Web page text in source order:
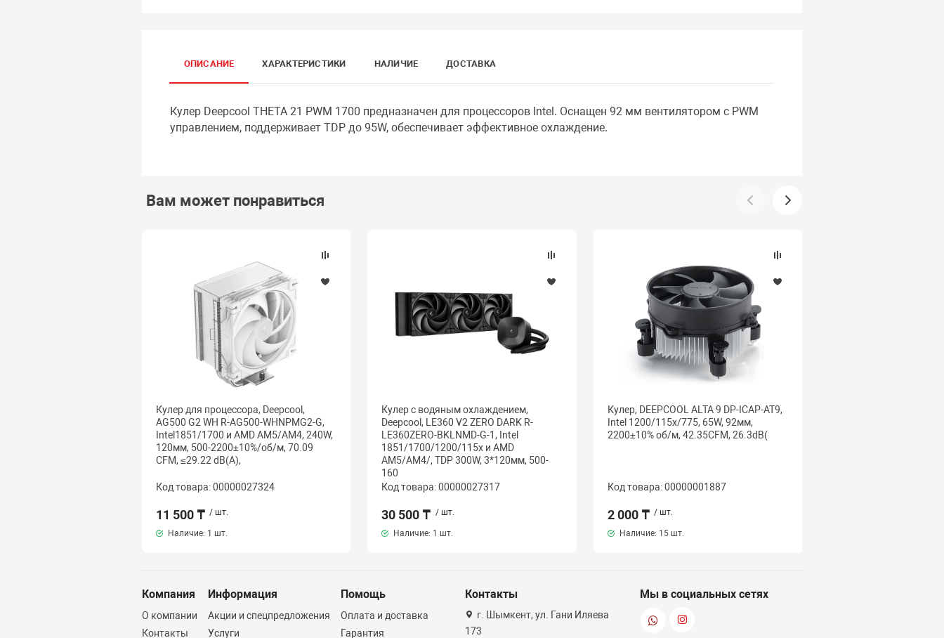
ОПИСАНИЕ ХАРАКТЕРИСТИКИ НАЛИЧИЕ ДОСТАВКА
Кулер Deepcool THETA 21 PWM 1700 предназначен для процессоров Intel. Оснащен 92 мм вентилятором с PWM
управлением, поддерживает TDP до 95W, обеспечивает эффективное охлаждение.
Вам может понравиться
Кулер для процессора, Deepcool,
AG500 G2 WH R-AG500-WHNPMG2-G,
Intel1851/1700 и AMD AM5/AM4, 240W,
120мм, 500-2200±10%/об/м, 70.09
CFM, ≤29.22 dB(A),
Код товара: 00000027324
11 500 ₸ / шт.
Наличие: 1 шт.
Кулер с водяным охлаждением,
Deepcool, LE360 V2 ZERO DARK R-
LE360ZERO-BKLNMD-G-1, Intel
1851/1700/1200/115х и AMD
AM5/AM4/, TDP 300W, 3*120мм, 500-
160
Код товара: 00000027317
30 500 ₸ / шт.
Наличие: 1 шт.
Кулер, DEEPCOOL ALTA 9 DP-ICAP-AT9,
Intel 1200/115х/775, 65W, 92мм,
2200±10% об/м, 42.35CFM, 26.3dB(
Код товара: 00000001887
2 000 ₸ / шт.
Наличие: 15 шт.
Компания
О компании
Контакты
Информация
Акции и спецпредложения
Услуги
Помощь
Оплата и доставка
Гарантия
Контакты
г. Шымкент, ул. Гани Иляева
173
Мы в социальных сетях